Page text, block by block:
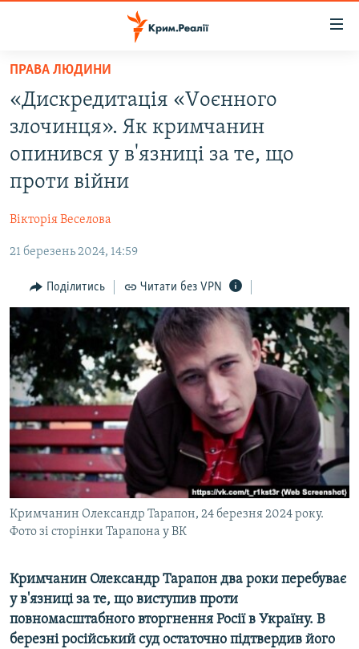
Перейти
основного
матеріалу
до
основної
Перейти
до
ВОДА.КРИМ
ПОГЛЯД
ІНТЕРВ'Ю
ВСЕ ЗА ДЕНЬ
СПЕЦПРОЕКТИ
ДЕПОРТАЦІЯ
ВІДЕОУРОКИ «ELIFBE»
СВІДЧЕННЯ ОКУПАЦІЇ
УКРАЇНСЬКА ПРОБЛЕМА КРИМУ
ІНФОГРАФІКА
ЯК ОБІЙТИ БЛОКУВАННЯ
Русский
Qırımtatar
ДОЛУЧАЙСЯ!
Усі сайти RFE/RL
ПРАВА ЛЮДИНИ
«Дискредитація «Vоєнного
злочинця». Як кримчанин
опинився у в'язниці за те, що
проти війни
Вікторія Веселова
21 березень 2024, 14:59
Поділитись Читати без VPN
Кримчанин Олександр Тарапон, 24 березня 2024 року.
Фото зі сторінки Тарапона у ВК
Кримчанин Олександр Тарапон два роки перебуває
у в'язниці за те, що виступив проти
повномасштабного вторгнення Росії в Україну. В
березні російський суд остаточно підтвердив його